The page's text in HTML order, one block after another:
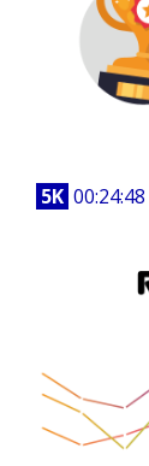
5K 00:24:48